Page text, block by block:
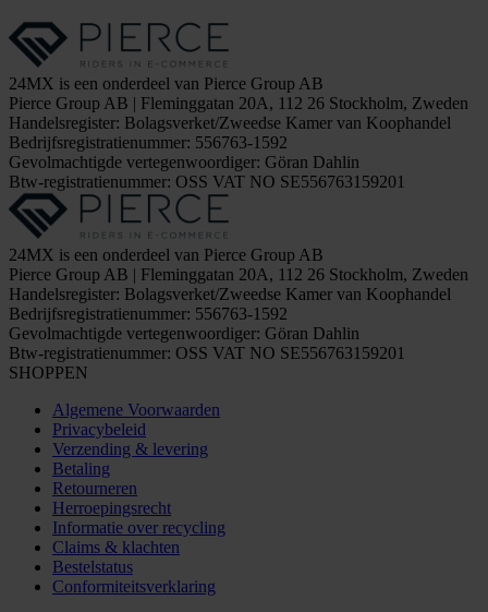
24MX is een onderdeel van Pierce Group AB
Pierce Group AB | Fleminggatan 20A, 112 26 Stockholm, Zweden
Handelsregister: Bolagsverket/Zweedse Kamer van Koophandel
Bedrijfsregistratienummer: 556763-1592
Gevolmachtigde vertegenwoordiger: Göran Dahlin
Btw-registratienummer: OSS VAT NO SE556763159201
24MX is een onderdeel van Pierce Group AB
Pierce Group AB | Fleminggatan 20A, 112 26 Stockholm, Zweden
Handelsregister: Bolagsverket/Zweedse Kamer van Koophandel
Bedrijfsregistratienummer: 556763-1592
Gevolmachtigde vertegenwoordiger: Göran Dahlin
Btw-registratienummer: OSS VAT NO SE556763159201
SHOPPEN
Algemene Voorwaarden
Privacybeleid
Verzending & levering
Betaling
Retourneren
Herroepingsrecht
Informatie over recycling
Claims & klachten
Bestelstatus
Conformiteitsverklaring